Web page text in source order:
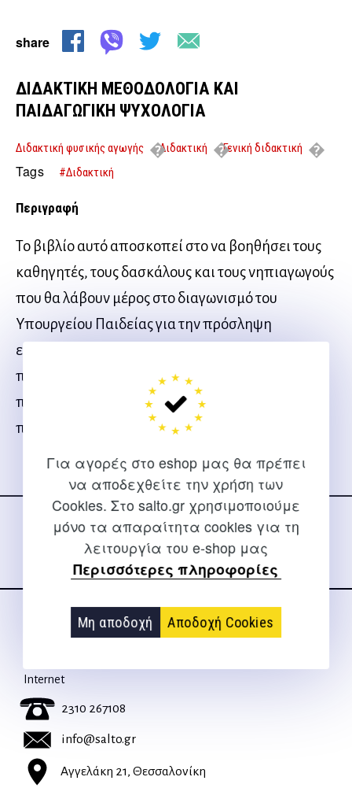
Για αγορές στο eshop μας θα πρέπει
να αποδεχθείτε την χρήση των
Cookies. Στο salto.gr χρησιμοποιούμε
μόνο τα απαραίτητα cookies για τη
λειτουργία του e-shop μας
Περισσότερες πληροφορίες
Μη αποδοχή Αποδοχή Cookies
share
ΔΙΔΑΚΤΙΚΗ ΜΕΘΟΔΟΛΟΓΙΑ ΚΑΙ
ΠΑΙΔΑΓΩΓΙΚΗ ΨΥΧΟΛΟΓΙΑ
Διδακτική φυσικής αγωγής Διδακτική
Γενική διδακτική
ΔΙΔΑΚΤΙΚΗ ΜΕΘΟΔΟΛΟΓΙΑ ΚΑΙ ΠΑΙΔΑΓΩΓΙΚΗ ΨΥΧΟΛΟΓΙΑ
Tags #Διδακτική
Περιγραφή
Το βιβλίο αυτό αποσκοπεί στο να βοηθήσει τους
καθηγητές, τους δασκάλους και τους νηπιαγωγούς
που θα λάβουν μέρος στο διαγωνισμό του
Υπουργείου Παιδείας για την πρόσληψη
εκπαιδευτικών στο Δημόσιο.Η παρούσα έκδοση
παρέχει βασικές πληροφορίες σχετικές με την
παιδαγωγική ψυχολογία και τους σύγχρονους
παιδαγωγικούς προβληματισμούς.
Ακολουθήστε μας
στα social media
ΕΠΙΚΟΙΝΩΝΊΑ
Internet
2310 267108
info@salto.gr
Αγγελάκη 21, Θεσσαλονίκη